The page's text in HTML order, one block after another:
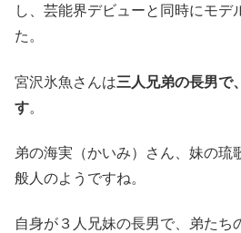
し、芸能界デビューと同時にモデ
た。
宮沢氷魚さんは三人兄弟の長男で
す。
弟の海実（かいみ）さん、妹の琉
般人のようですね。
自身が３人兄妹の長男で、弟たち